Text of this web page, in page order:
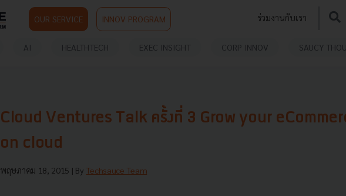
OUR SERVICE INNOV PROGRAM ร่วมงานกับเรา
AI HEALTHTECH EXEC INSIGHT CORP INNOV SAUCY
Cloud Ventures Talk ครั้งที่ 3 Grow your
on cloud
พฤษภาคม 18, 2015 | By Techsauce Team